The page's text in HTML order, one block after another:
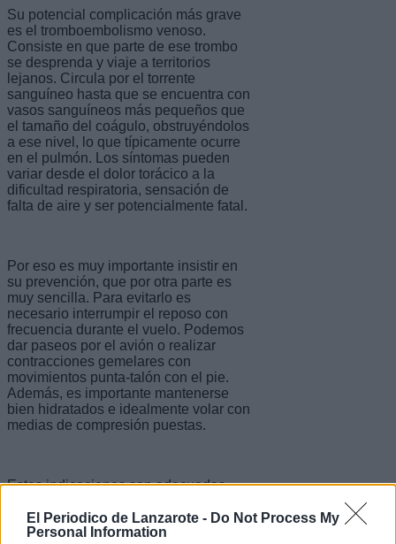
El Periodico de Lanzarote - Do Not Process My
Personal Information
Su potencial complicación más grave
es el tromboembolismo venoso.
Consiste en que parte de ese trombo
se desprenda y viaje a territorios
lejanos. Circula por el torrente
sanguíneo hasta que se encuentra con
vasos sanguíneos más pequeños que
el tamaño del coágulo, obstruyéndolos
a ese nivel, lo que típicamente ocurre
en el pulmón. Los síntomas pueden
variar desde el dolor torácico a la
dificultad respiratoria, sensación de
falta de aire y ser potencialmente fatal.
Por eso es muy importante insistir en
su prevención, que por otra parte es
muy sencilla. Para evitarlo es
necesario interrumpir el reposo con
frecuencia durante el vuelo. Podemos
dar paseos por el avión o realizar
contracciones gemelares con
movimientos punta-talón con el pie.
Además, es importante mantenerse
bien hidratados e idealmente volar con
medias de compresión puestas.
Estas indicaciones son adecuadas
especialmente relevantes para
pacientes con algún tipo de